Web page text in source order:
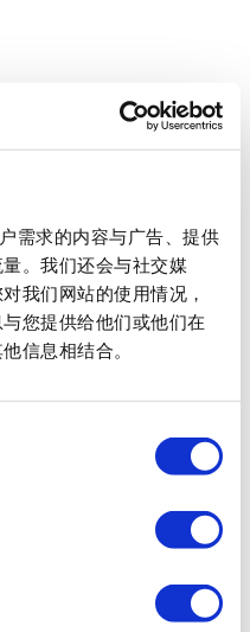
需求的内容与广告、提供
。我们还会与社交媒
我们网站的使用情况，
您提供给他们或他们在
信息相结合。